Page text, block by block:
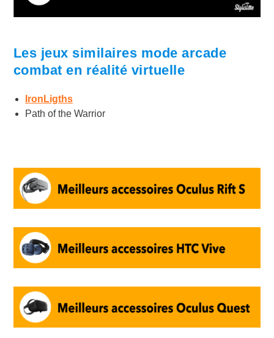
Les jeux similaires mode arcade
combat en réalité virtuelle
IronLigths
Path of the Warrior